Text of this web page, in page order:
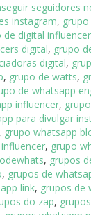
seguidores
instagram,
de digital influencer
digital, grupo
digital,
, grupo de watts,
de whatsapp
influencer,
para divulgar
, grupo whatsapp
, grupo
, grupos
, grupos de
link, grupos de
do zap,